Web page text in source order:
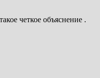
четкое объяснение .